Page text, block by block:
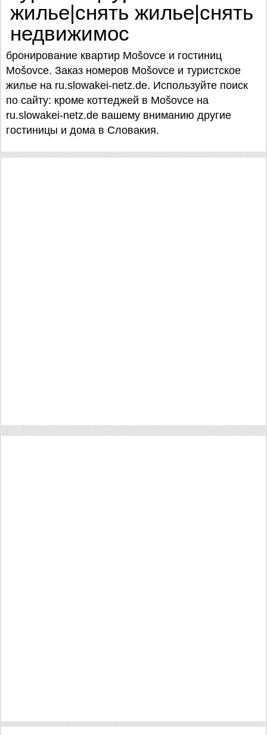
жилье|снять жилье|снять
недвижимос
бронирование квартир Mošovce и гостиниц
Mošovce. Заказ номеров Mošovce и туристское
жилье на ru.slowakei-netz.de. Используйте поиск
по сайту: кроме коттеджей в Mošovce на
ru.slowakei-netz.de вашему вниманию другие
гостиницы и дома в Словакия.